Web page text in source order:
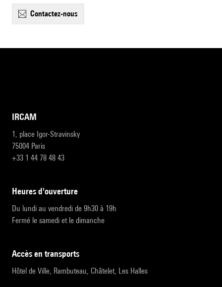
contactez-nous
IRCAM
1, place Igor-Stravinsky
75004 Paris
+33 1 44 78 48 43
heures d'ouverture
Du lundi au vendredi de 9h30 à 19h
Fermé le samedi et le dimanche
accès en transports
Hôtel de Ville, Rambuteau, Châtelet, Les Halles